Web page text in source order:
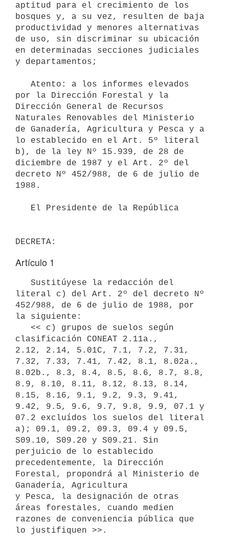
aptitud para el crecimiento de los
bosques y, a su vez, resulten de baja
productividad y menores alternativas
de uso, sin discriminar su ubicación
en determinadas secciones judiciales
y departamentos;
por la Dirección Forestal y la
Dirección General de Recursos
Naturales Renovables del Ministerio
de Ganadería, Agricultura y Pesca y a
lo establecido en el Art. 5º literal
b), de la ley Nº 15.939, de 28 de
diciembre de 1987 y el Art. 2º del
decreto Nº 452/988, de 6 de julio de
1988.
Artículo 1
literal c) del Art. 2º del decreto Nº
452/988, de 6 de julio de 1988, por
la siguiente:
clasificación CONEAT 2.11a.,
2.12, 2.14, 5.01C, 7.1, 7.2, 7.31,
7.32, 7.33, 7.41, 7.42, 8.1, 8.02a.,
8.02b., 8.3, 8.4, 8.5, 8.6, 8.7, 8.8,
8.9, 8.10, 8.11, 8.12, 8.13, 8.14,
8.15, 8.16, 9.1, 9.2, 9.3, 9.41,
9.42, 9.5, 9.6, 9.7, 9.8, 9.9, 07.1 y
07.2 excluídos los suelos del literal
a); 09.1, 09.2, 09.3, 09.4 y 09.5,
S09.10, S09.20 y S09.21. Sin
perjuicio de lo establecido
precedentemente, la Dirección
Forestal, propondrá al Ministerio de
Ganadería, Agricultura
y Pesca, la designación de otras
áreas forestales, cuando medien
razones de conveniencia pública que